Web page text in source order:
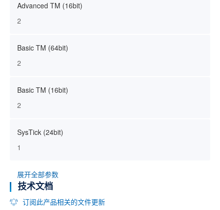
Advanced TM (16bit)
2
Basic TM (64bit)
2
Basic TM (16bit)
2
SysTick (24bit)
1
展开全部参数
技术文档
订阅此产品相关的文件更新